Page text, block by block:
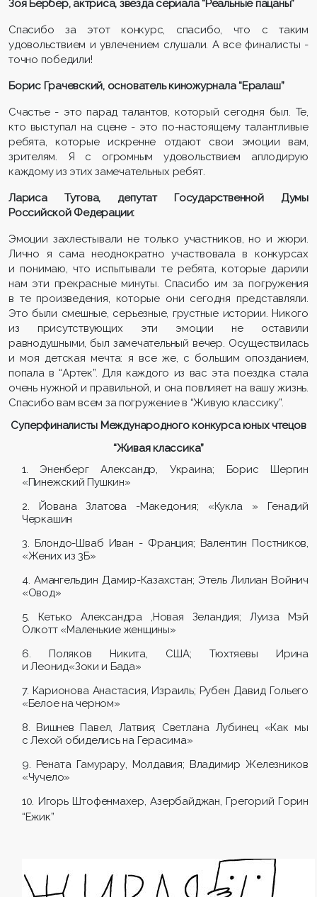
Зоя Бербер, актриса, звезда сериала “Реальные пацаны”
Спасибо за этот конкурс, спасибо, что с таким
удовольствием и увлечением слушали. А все финалисты -
точно победили!
Борис Грачевский, основатель киножурнала “Ералаш”
Счастье - это парад талантов, который сегодня был. Те,
кто выступал на сцене - это по-настоящему талантливые
ребята, которые искренне отдают свои эмоции вам,
зрителям. Я с огромным удовольствием аплодирую
каждому из этих замечательных ребят.
Лариса Тутова, депутат Государственной Думы
Российской Федерации:
Эмоции захлестывали не только участников, но и жюри.
Лично я сама неоднократно участвовала в конкурсах
и понимаю, что испытывали те ребята, которые дарили
нам эти прекрасные минуты. Спасибо им за погружения
в те произведения, которые они сегодня представляли.
Это были смешные, серьезные, грустные истории. Никого
из присутствующих эти эмоции не оставили
равнодушными, был замечательный вечер. Осуществилась
и моя детская мечта: я все же, с большим опозданием,
попала в “Артек”. Для каждого из вас эта поездка стала
очень нужной и правильной, и она повлияет на вашу жизнь.
Спасибо вам всем за погружение в “Живую классику”.
Суперфиналисты Международного конкурса юных чтецов
“Живая классика”
1. Эненберг Александр, Украина; Борис Шергин
«Пинежский Пушкин»
2. Йована Златова -Македония; «Кукла » Генадий
Черкашин
3. Блондо-Шваб Иван - Франция; Валентин Постников,
«Жених из 3Б»
4. Амангельдин Дамир-Казахстан; Этель Лилиан Войнич
«Овод»
5. Кетько Александра ,Новая Зеландия; Луиза Мэй
Олкотт «Маленькие женщины»
6. Поляков Никита, США; Тюхтяевы Ирина
и Леонид«Зоки и Бада»
7. Карионова Анастасия, Израиль; Рубен Давид Гольего
«Белое на черном»
8. Вишнев Павел, Латвия; Светлана Лубинец «Как мы
с Лехой обиделись на Герасима»
9. Рената Гамурару, Молдавия; Владимир Железников
«Чучело»
10. Игорь Штофенмахер, Азербайджан, Грегорий Горин
“Ежик”